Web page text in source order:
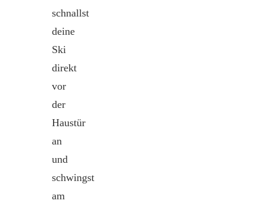
schnallst
deine
Ski
direkt
vor
der
Haustür
an
und
schwingst
am